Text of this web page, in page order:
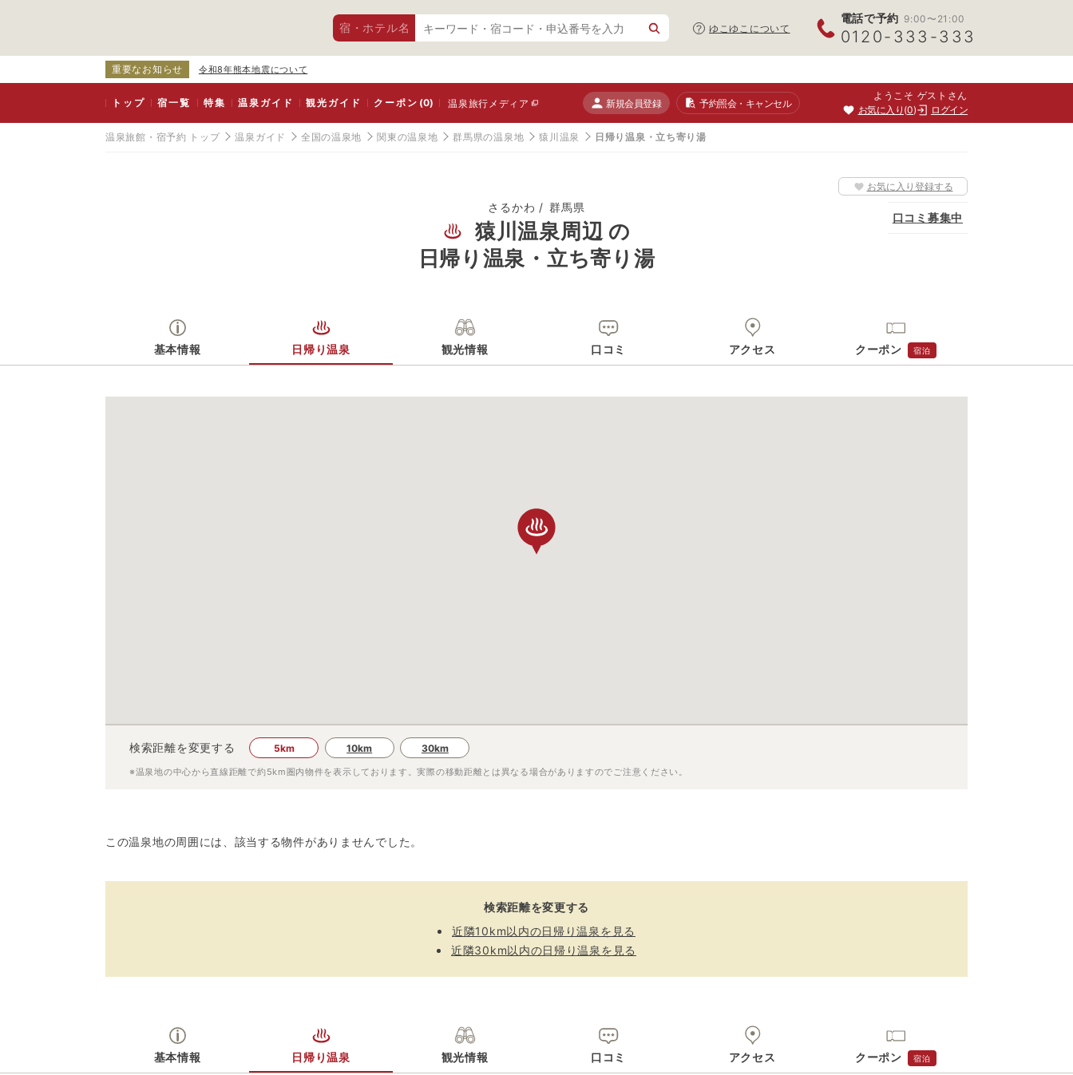
宿・ホテル名 ゆこゆこについて
電話で予約 9:00〜21:00
0120-333-333
重要なお知らせ 令和8年熊本地震について
トップ 宿一覧 特集 温泉ガイド 観光ガイド クーポン(0) 温泉旅行メディア 新規会員登録 予約照会・キャンセル
ようこそ ゲストさん
お気に入り 0 ログイン
温泉旅館・宿予約 トップ 温泉ガイド 全国の温泉地 関東の温泉地 群馬県の温泉地 猿川温泉 日帰り温泉・立ち寄り湯
さるかわ 群馬県
猿川温泉周辺 の
日帰り温泉・立ち寄り湯
お気に入り登録する
口コミ募集中
基本情報 日帰り温泉 観光情報 口コミ アクセス クーポン 宿泊
検索距離を変更する 5km 10km 30km
※温泉地の中心から直線距離で約5km 圏内物件を表示しております。実際の移動距離とは異なる場合がありますのでご注意ください。
この温泉地の周囲には、該当する物件がありませんでした。
検索距離を変更する
近隣10km以内の日帰り温泉を見る
近隣30km以内の日帰り温泉を見る
基本情報 日帰り温泉 観光情報 口コミ アクセス クーポン 宿泊